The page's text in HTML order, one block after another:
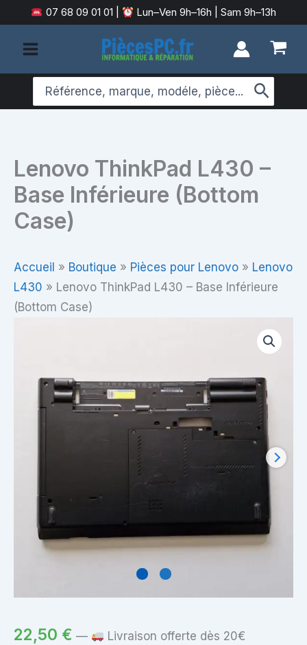
au
contenu
07 68 09 01 01 Lun–Ven 9h–16h | Sam 9h–13h
Search
for:
Lenovo ThinkPad L430 –
Base Inférieure (Bottom
Case)
Accueil » Boutique » Pièces pour Lenovo » Lenovo
L430 » Lenovo ThinkPad L430 – Base Inférieure
(Bottom Case)
22,50 € —
Livraison offerte dès 20€